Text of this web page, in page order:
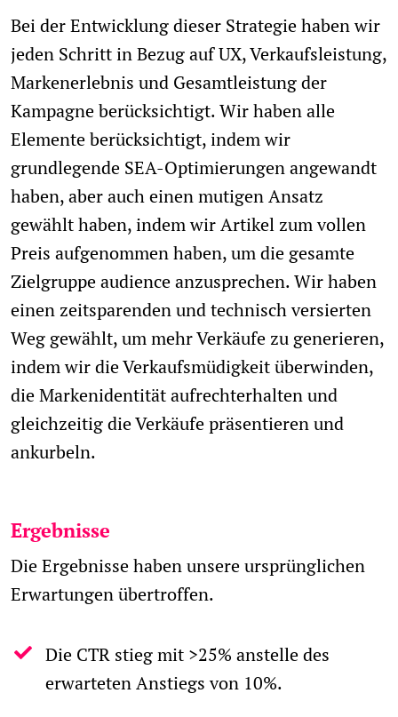
Bei der Entwicklung dieser Strategie haben wir
jeden Schritt in Bezug auf UX, Verkaufsleistung,
Markenerlebnis und Gesamtleistung der
Kampagne berücksichtigt. Wir haben alle
Elemente berücksichtigt, indem wir
grundlegende SEA-Optimierungen angewandt
haben, aber auch einen mutigen Ansatz
gewählt haben, indem wir Artikel zum vollen
Preis aufgenommen haben, um die gesamte
Zielgruppe audience anzusprechen. Wir haben
einen zeitsparenden und technisch versierten
Weg gewählt, um mehr Verkäufe zu generieren,
indem wir die Verkaufsmüdigkeit überwinden,
die Markenidentität aufrechterhalten und
gleichzeitig die Verkäufe präsentieren und
ankurbeln.
Ergebnisse
Die Ergebnisse haben unsere ursprünglichen
Erwartungen übertroffen.
Die CTR stieg mit >25% anstelle des
erwarteten Anstiegs von 10%.